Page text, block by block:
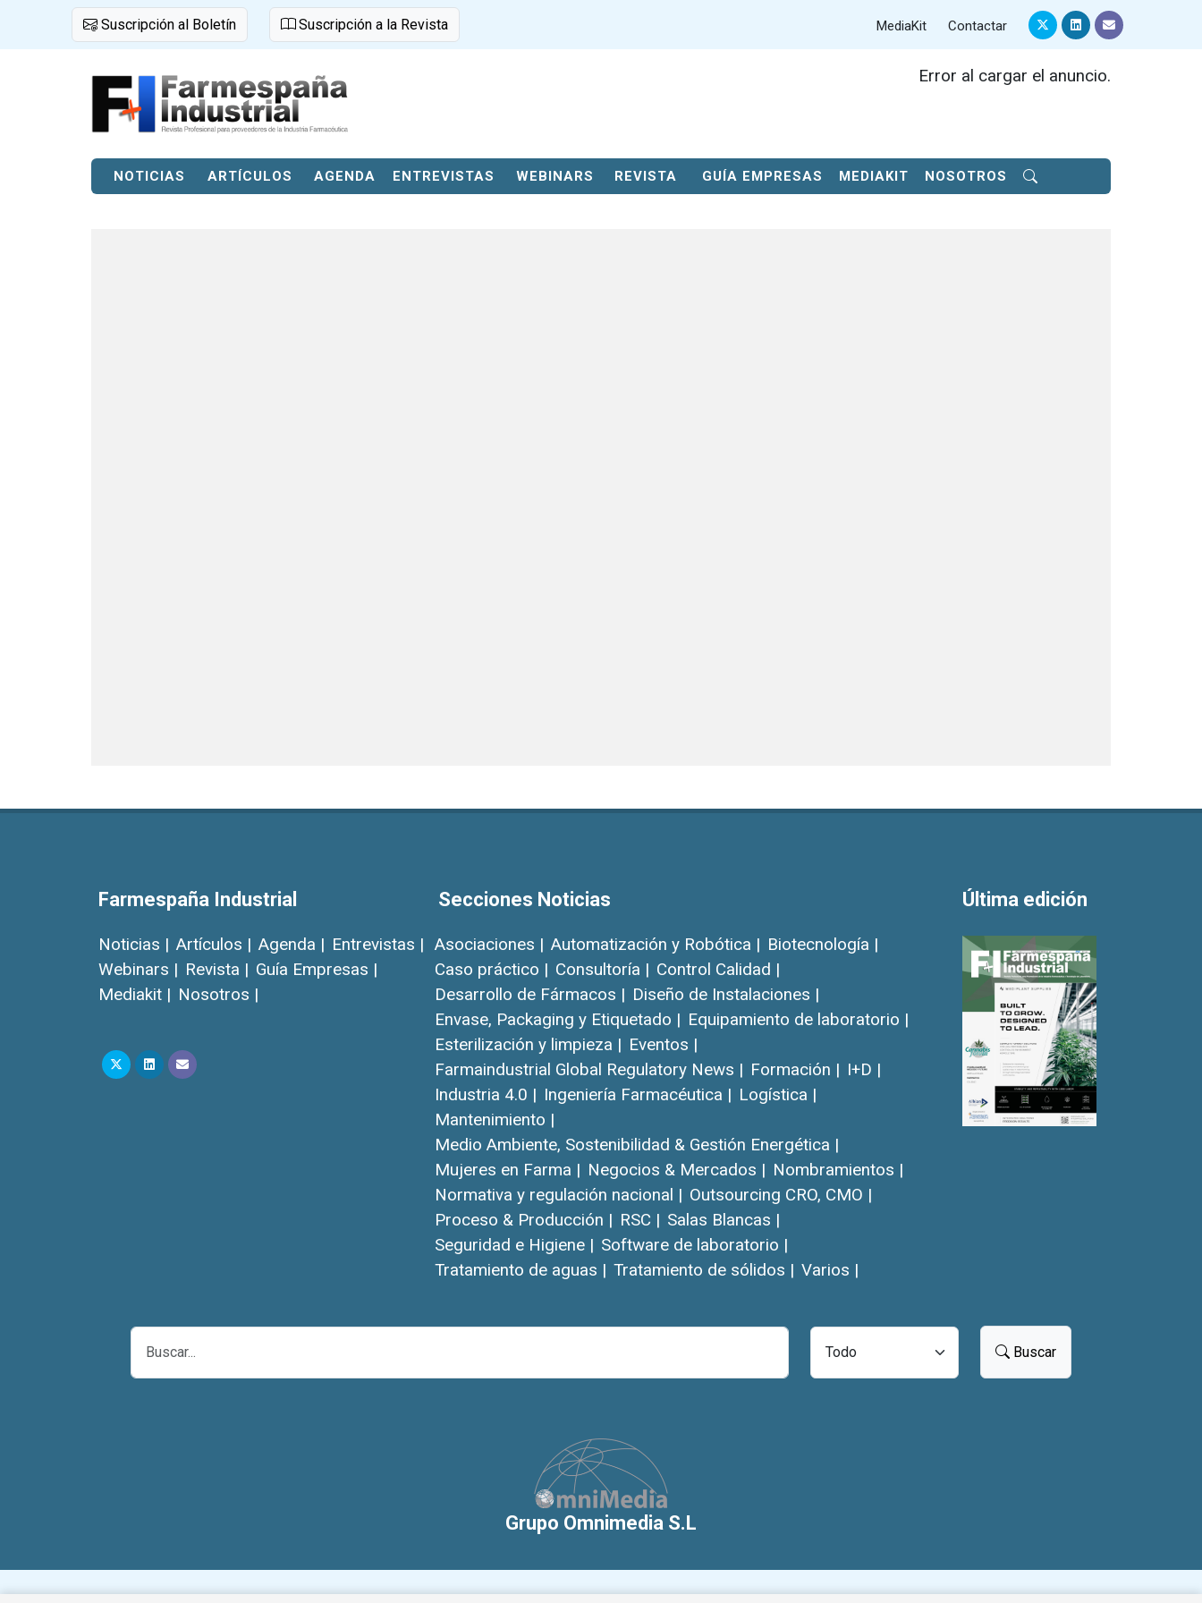
Suscripción al Boletín Suscripción a la Revista MediaKit Contactar
Error al cargar el anuncio.
NOTICIAS ARTÍCULOS AGENDA ENTREVISTAS WEBINARS REVISTA GUÍA EMPRESAS MEDIAKIT NOSOTROS
Farmespaña Industrial
Noticias | Artículos | Agenda | Entrevistas |
Webinars | Revista | Guía Empresas |
Mediakit | Nosotros |
Secciones Noticias
Asociaciones | Automatización y Robótica | Biotecnología |
Caso práctico | Consultoría | Control Calidad |
Desarrollo de Fármacos | Diseño de Instalaciones |
Envase, Packaging y Etiquetado | Equipamiento de laboratorio |
Esterilización y limpieza | Eventos |
Farmaindustrial Global Regulatory News | Formación | I+D |
Industria 4.0 | Ingeniería Farmacéutica | Logística |
Mantenimiento |
Medio Ambiente, Sostenibilidad & Gestión Energética |
Mujeres en Farma | Negocios & Mercados | Nombramientos |
Normativa y regulación nacional | Outsourcing CRO, CMO |
Proceso & Producción | RSC | Salas Blancas |
Seguridad e Higiene | Software de laboratorio |
Tratamiento de aguas | Tratamiento de sólidos | Varios |
Última edición
Buscar
Grupo Omnimedia S.L